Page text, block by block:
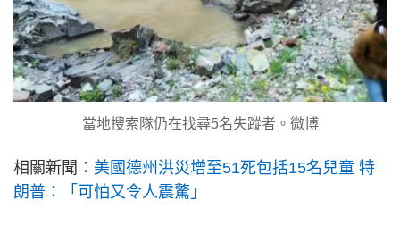
當地搜索隊仍在找尋5名失蹤者。微博
相關新聞： 美國德州洪災增至51死包括15名兒童 特
朗普：「可怕又令人震驚」